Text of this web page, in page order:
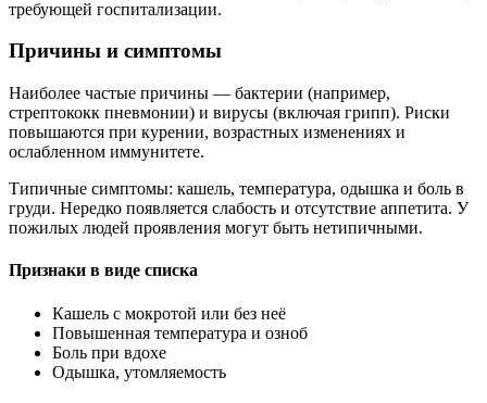
требующей госпитализации.
Причины и симптомы
Наиболее частые причины — бактерии (например,
стрептококк пневмонии) и вирусы (включая грипп). Риски
повышаются при курении, возрастных изменениях и
ослабленном иммунитете.
Типичные симптомы: кашель, температура, одышка и боль в
груди. Нередко появляется слабость и отсутствие аппетита. У
пожилых людей проявления могут быть нетипичными.
Признаки в виде списка
Кашель с мокротой или без неё
Повышенная температура и озноб
Боль при вдохе
Одышка, утомляемость